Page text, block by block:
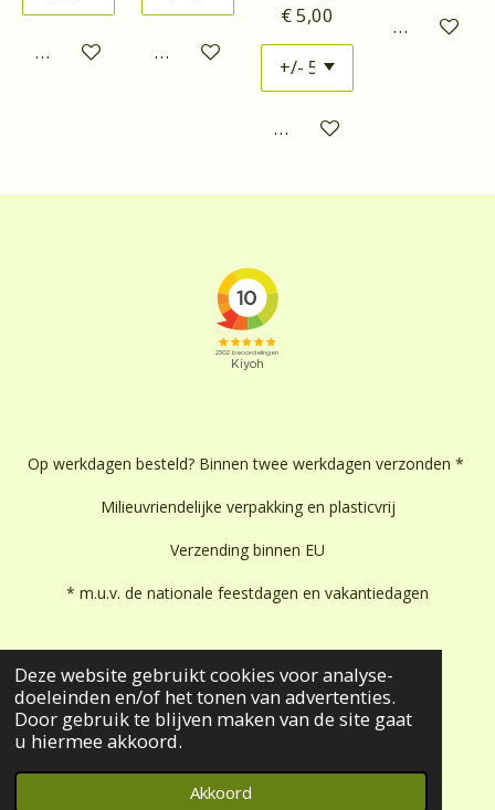
Deze website gebruikt cookies voor analyse-
doeleinden en/of het tonen van advertenties.
Door gebruik te blijven maken van de site gaat
u hiermee akkoord.
Akkoord
Houd mij op de hoogteHoud mij op de hoogte
€ 5,00
Houd mij op de hoogte
Houd mij
Op werkdagen besteld? Binnen twee werkdagen verzonden *
Milieuvriendelijke verpakking en plasticvrij
Verzending binnen EU
* m.u.v. de nationale feestdagen en vakantiedagen
JouwWeb